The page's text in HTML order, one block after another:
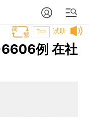
试听
T中
例 在社